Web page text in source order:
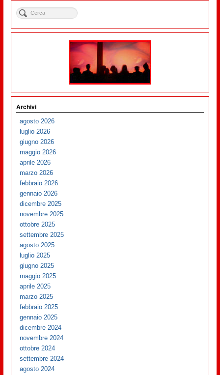
Archivi
agosto 2026
luglio 2026
giugno 2026
maggio 2026
aprile 2026
marzo 2026
febbraio 2026
gennaio 2026
dicembre 2025
novembre 2025
ottobre 2025
settembre 2025
agosto 2025
luglio 2025
giugno 2025
maggio 2025
aprile 2025
marzo 2025
febbraio 2025
gennaio 2025
dicembre 2024
novembre 2024
ottobre 2024
settembre 2024
agosto 2024